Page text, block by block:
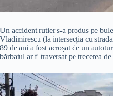
Un accident rutier s-a produs pe
Vladimirescu (la intersecția cu
89 de ani a fost acroșat de un
bărbatul ar fi traversat pe trecerea